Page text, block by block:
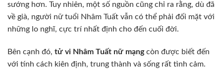
sướng hơn. Tuy nhiên, một số nguồn cũng chỉ ra rằng, dù đã
về già, người nữ tuổi Nhâm Tuất vẫn có thể phải đối mặt với
những lo nghĩ, cực trí nhất định cho đến cuối đời.
Bên cạnh đó, tử vi Nhâm Tuất nữ mạngcòn được biết đến
với tính cách kiên định, trung thành và sống rất tình cảm.